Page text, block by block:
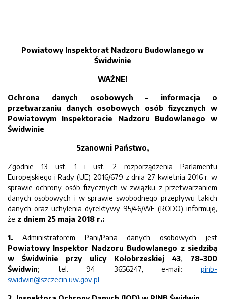
Powiatowy Inspektorat Nadzoru Budowlanego w
Świdwinie
WAŻNE!
Ochrona danych osobowych – informacja o
przetwarzaniu danych osobowych osób fizycznych w
Powiatowym Inspektoracie Nadzoru Budowlanego w
Świdwinie
Szanowni Państwo,
Zgodnie 13 ust. 1 i ust. 2 rozporządzenia Parlamentu
Europejskiego i Rady (UE) 2016/679 z dnia 27 kwietnia 2016 r. w
sprawie ochrony osób fizycznych w związku z przetwarzaniem
danych osobowych i w sprawie swobodnego przepływu takich
danych oraz uchylenia dyrektywy 95/46/WE (RODO) informuję,
że z dniem 25 maja 2018 r.:
1. Administratorem Pani/Pana danych osobowych jest
Powiatowy Inspektor Nadzoru Budowlanego z siedzibą
w Świdwinie przy ulicy Kołobrzeskiej 43, 78-300
Świdwin; tel. 94 3656247, e-mail: pinb-
swidwin@szczecin.uw.gov.pl